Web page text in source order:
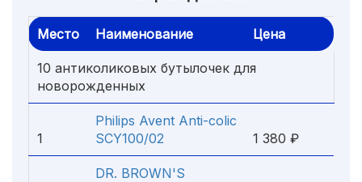
Место Наименование Цена
10 антиколиковых бутылочек для
новорожденных
1
Philips Avent Anti-colic
SCY100/02
1 380 ₽
DR. BROWN'S